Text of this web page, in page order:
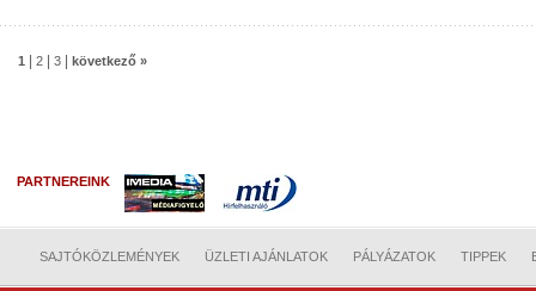
1 2 3 következő »
PARTNEREINK
SAJTÓKÖZLEMÉNYEK ÜZLETI AJÁNLATOK PÁLYÁZATOK TIPPEK